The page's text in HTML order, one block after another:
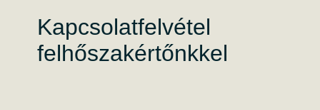
Kapcsolatfelvétel
felhőszakértőnkkel